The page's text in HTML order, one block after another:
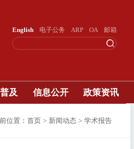
English 电子公务 ARP OA 邮箱
及 信息公开 政策资讯
位置：首页 > 新闻动态 > 学术报告